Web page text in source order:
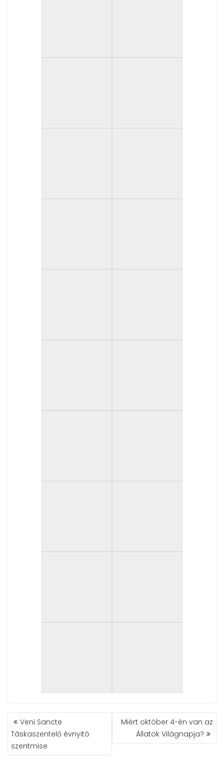
BEJEGYZÉS
NAVIGÁCIÓ
Veni Sancte
Táskaszentelő évnyitó
szentmise
Miért október 4-én van az
Állatok Világnapja?